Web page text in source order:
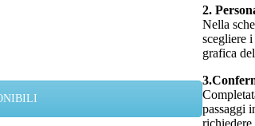
2.
Nella
scegliere
grafica
passaggi